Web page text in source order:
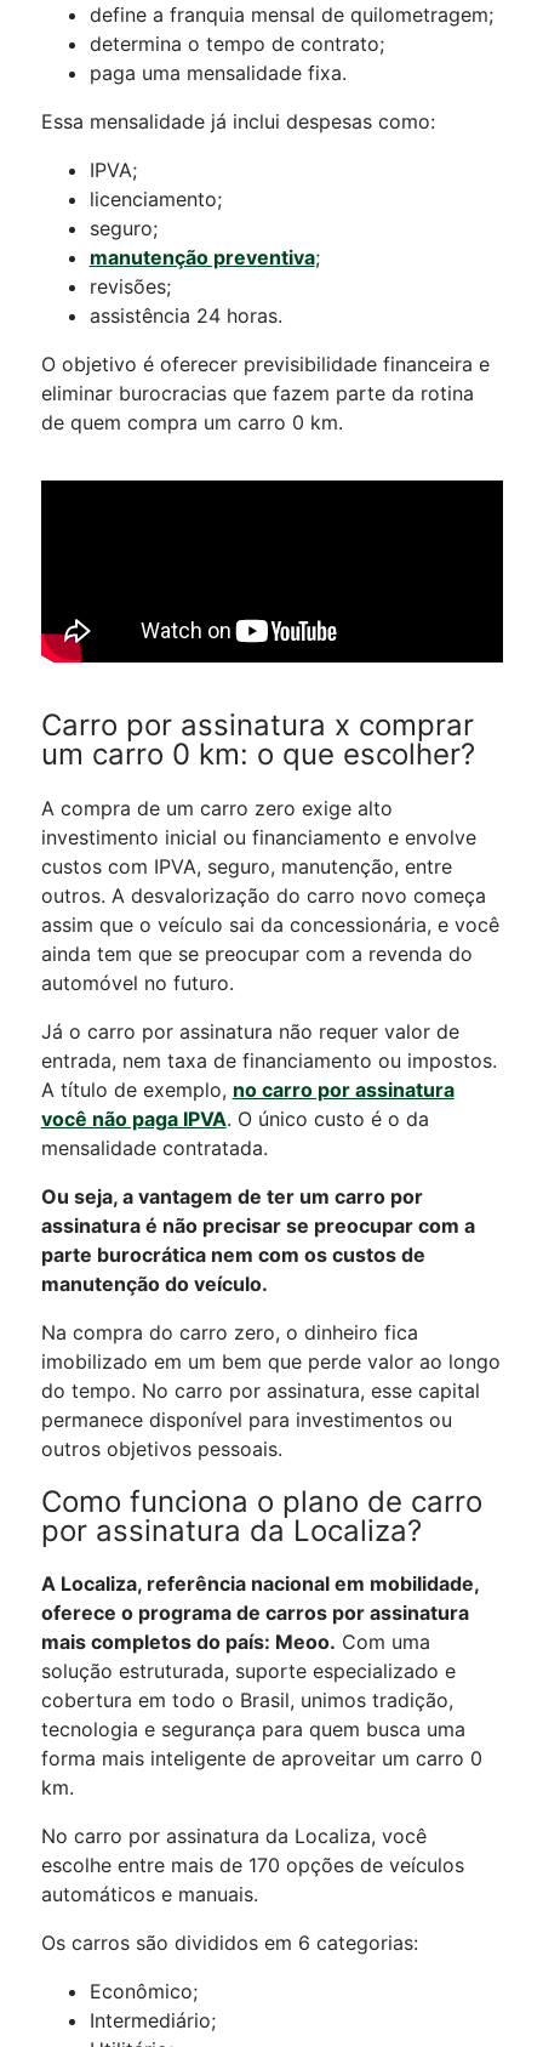
define a franquia mensal de quilometragem;
determina o tempo de contrato;
paga uma mensalidade fixa.
Essa mensalidade já inclui despesas como:
IPVA;
licenciamento;
seguro;
manutenção preventiva;
revisões;
assistência 24 horas.
O objetivo é oferecer previsibilidade financeira e
eliminar burocracias que fazem parte da rotina
de quem compra um carro 0 km.
Carro por assinatura x comprar
um carro 0 km: o que escolher?
A compra de um carro zero exige alto
investimento inicial ou financiamento e envolve
custos com IPVA, seguro, manutenção, entre
outros. A desvalorização do carro novo começa
assim que o veículo sai da concessionária, e você
ainda tem que se preocupar com a revenda do
automóvel no futuro.
Já o carro por assinatura não requer valor de
entrada, nem taxa de financiamento ou impostos.
A título de exemplo, no carro por assinatura
você não paga IPVA. O único custo é o da
mensalidade contratada.
Ou seja, a vantagem de ter um carro por
assinatura é não precisar se preocupar com a
parte burocrática nem com os custos de
manutenção do veículo.
Na compra do carro zero, o dinheiro fica
imobilizado em um bem que perde valor ao longo
do tempo. No carro por assinatura, esse capital
permanece disponível para investimentos ou
outros objetivos pessoais.
Como funciona o plano de carro
por assinatura da Localiza?
A Localiza, referência nacional em mobilidade,
oferece o programa de carros por assinatura
mais completos do país: Meoo. Com uma
solução estruturada, suporte especializado e
cobertura em todo o Brasil, unimos tradição,
tecnologia e segurança para quem busca uma
forma mais inteligente de aproveitar um carro 0
km.
No carro por assinatura da Localiza, você
escolhe entre mais de 170 opções de veículos
automáticos e manuais.
Os carros são divididos em 6 categorias:
Econômico;
Intermediário;